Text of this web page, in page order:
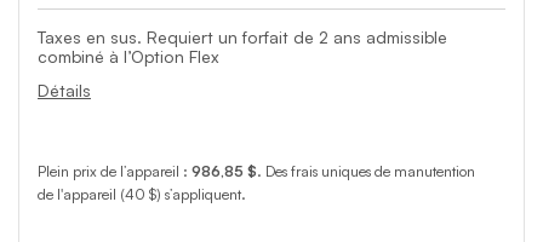
Taxes en sus. Requiert un forfait de 2 ans admissible
combiné à l’Option Flex
Détails
Plein prix de l’appareil : 986,85 $. Des frais uniques de manutention
de l'appareil (40 $) s’appliquent.